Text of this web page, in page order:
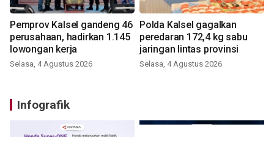
Pemprov Kalsel gandeng 46
perusahaan, hadirkan 1.145
lowongan kerja
Selasa, 4 Agustus 2026
Polda Kalsel gagalkan
peredaran 172,4 kg sabu
jaringan lintas provinsi
Selasa, 4 Agustus 2026
Infografik